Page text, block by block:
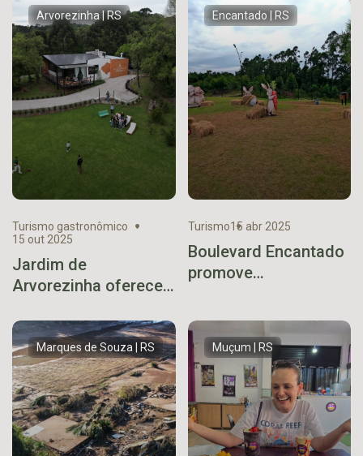
Arvorezinha | RS
Turismo gastronômico
15 out 2025
Jardim de
Arvorezinha oferece
gastronômico no Vale
Encantado | RS
Turismo15 abr 2025
Boulevard Encantado
promove
gratuito
Marques de Souza | RS Muçum | RS